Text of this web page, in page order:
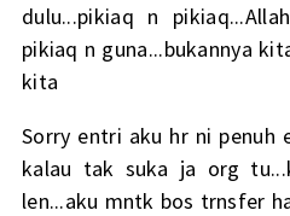
dulu...pikiaq n
pikiaq n guna...bukannya
kita
Sorry entri aku hr ni penuh
kalau tak suka ja org
len...aku mntk bos trnsfer